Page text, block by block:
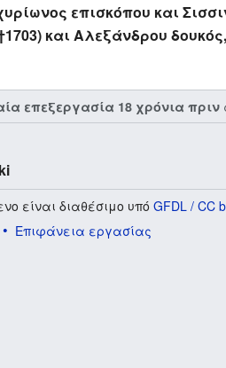
επισκόπου και
και Αλεξάνδρου
επεξεργασία 18 χρόνια πριν
είναι διαθέσιμο υπόGFDL / CC
Επιφάνεια εργασίας